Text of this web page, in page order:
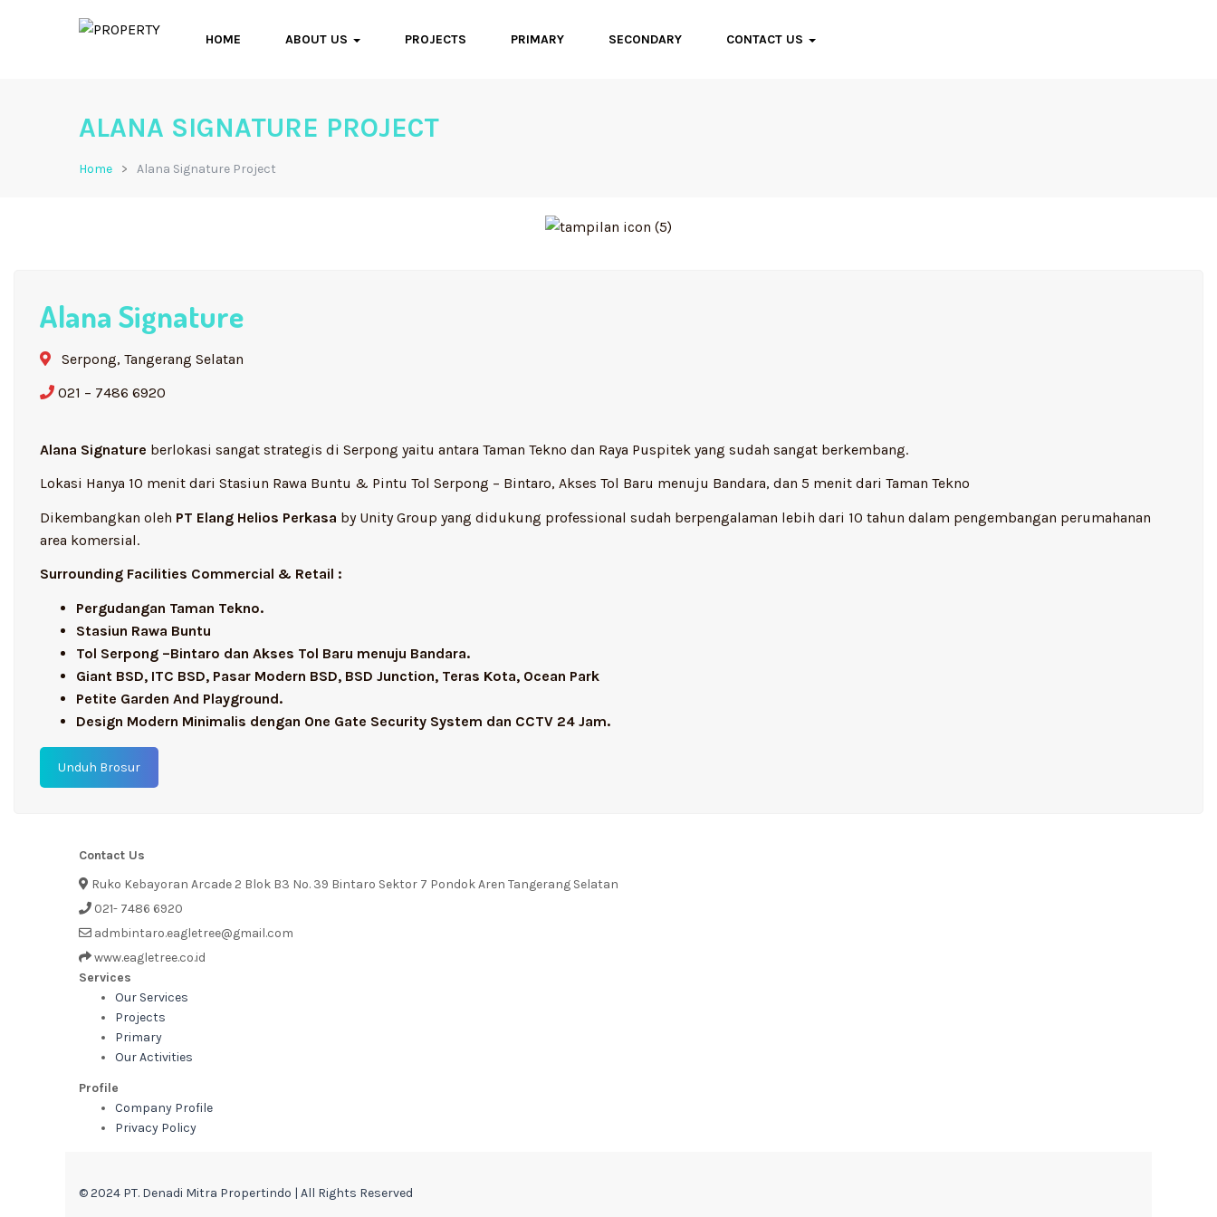
HOME ABOUT US PROJECTS PRIMARY SECONDARY CONTACT US
ALANA SIGNATURE PROJECT
Home Alana Signature Project
Alana Signature
Serpong, Tangerang Selatan
021 – 7486 6920
Alana Signature berlokasi sangat strategis di Serpong yaitu antara Taman Tekno dan Raya Puspitek yang sudah sangat berkembang.
Lokasi Hanya 10 menit dari Stasiun Rawa Buntu & Pintu Tol Serpong – Bintaro, Akses Tol Baru menuju Bandara, dan 5 menit dari Taman Tekno
Dikembangkan oleh PT Elang Helios Perkasa by Unity Group yang didukung professional sudah berpengalaman lebih dari 10 tahun dalam pengembangan perumahanan
area komersial.
Surrounding Facilities Commercial & Retail :
Pergudangan Taman Tekno.
Stasiun Rawa Buntu
Tol Serpong –Bintaro dan Akses Tol Baru menuju Bandara.
Giant BSD, ITC BSD, Pasar Modern BSD, BSD Junction, Teras Kota, Ocean Park
Petite Garden And Playground.
Design Modern Minimalis dengan One Gate Security System dan CCTV 24 Jam.
Unduh Brosur
Contact Us
Ruko Kebayoran Arcade 2 Blok B3 No. 39 Bintaro Sektor 7 Pondok Aren Tangerang Selatan
021- 7486 6920
admbintaro.eagletree@gmail.com
www.eagletree.co.id
Services
Our Services
Projects
Primary
Our Activities
Profile
Company Profile
Privacy Policy
© 2024 PT. Denadi Mitra Propertindo | All Rights Reserved